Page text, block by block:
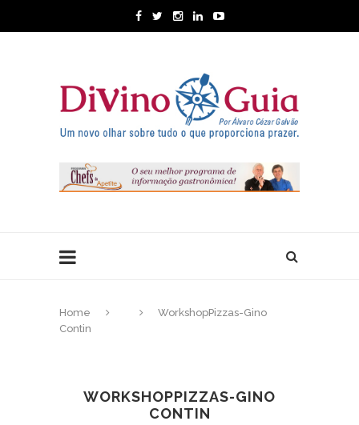
Home
WorkshopPizzas-Gino
Contin
WORKSHOPPIZZAS-GINO
CONTIN